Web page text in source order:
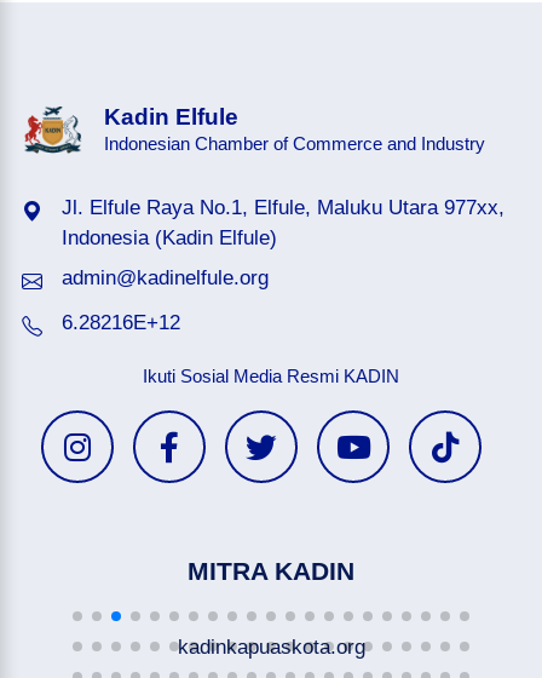
Kadin Elfule
Indonesian Chamber of Commerce and Industry
Jl. Elfule Raya No.1, Elfule, Maluku Utara 977xx,
Indonesia (Kadin Elfule)
admin@kadinelfule.org
6.28216E+12
Ikuti Sosial Media Resmi KADIN
MITRA KADIN
kadinkapuaskota.org